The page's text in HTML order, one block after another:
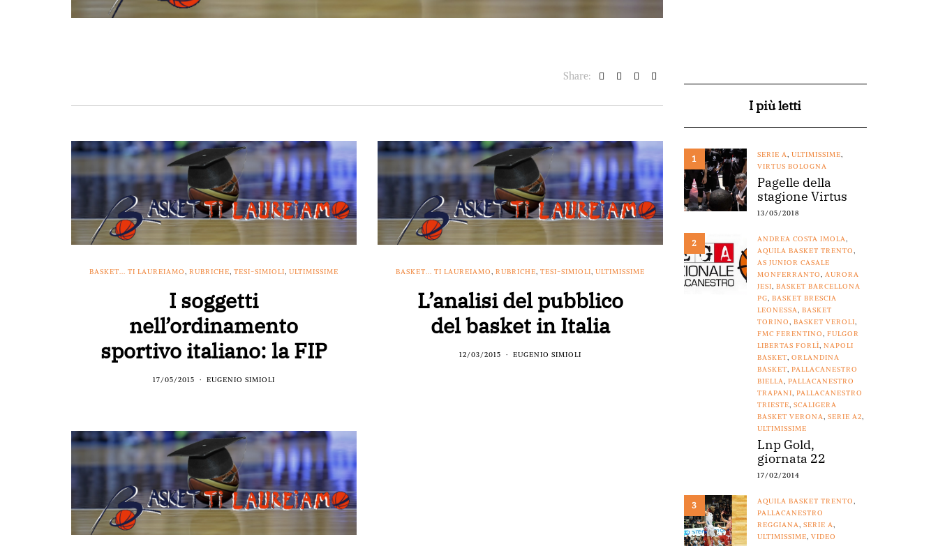
Share:
BASKET... TI LAUREIAMO, RUBRICHE, TESI-SIMIOLI, ULTIMISSIME
I soggetti
nell’ordinamento
sportivo italiano: la FIP
17/05/2015 EUGENIO SIMIOLI
BASKET... TI LAUREIAMO, RUBRICHE, TESI-SIMIOLI, ULTIMISSIME
L’analisi del pubblico
del basket in Italia
12/03/2015 EUGENIO SIMIOLI
Serie A2, le protagoniste
I più letti
1 SERIE A, ULTIMISSIME,
VIRTUS BOLOGNA
Pagelle della
stagione Virtus
13/05/2018
2 ANDREA COSTA IMOLA,
AQUILA BASKET TRENTO,
AS JUNIOR CASALE
MONFERRANTO, AURORA
JESI, BASKET BARCELLONA
PG, BASKET BRESCIA
LEONESSA, BASKET
TORINO, BASKET VEROLI,
FMC FERENTINO, FULGOR
LIBERTAS FORLÌ, NAPOLI
BASKET, ORLANDINA
BASKET, PALLACANESTRO
BIELLA, PALLACANESTRO
TRAPANI, PALLACANESTRO
TRIESTE, SCALIGERA
BASKET VERONA, SERIE A2,
ULTIMISSIME
Lnp Gold,
giornata 22
17/02/2014
3 AQUILA BASKET TRENTO,
PALLACANESTRO
REGGIANA, SERIE A,
ULTIMISSIME, VIDEO